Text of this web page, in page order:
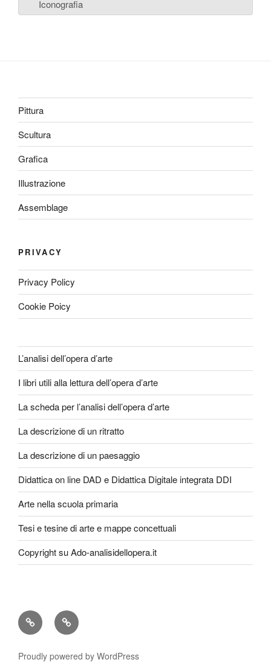
Iconografia
Pittura
Scultura
Grafica
Illustrazione
Assemblage
PRIVACY
Privacy Policy
Cookie Poicy
L’analisi dell’opera d’arte
I libri utili alla lettura dell’opera d’arte
La scheda per l’analisi dell’opera d’arte
La descrizione di un ritratto
La descrizione di un paesaggio
Didattica on line DAD e Didattica Digitale integrata DDI
Arte nella scuola primaria
Tesi e tesine di arte e mappe concettuali
Copyright su Ado-analisidellopera.it
Privacy
Policy
Cookie
Poicy
Proudly powered by WordPress